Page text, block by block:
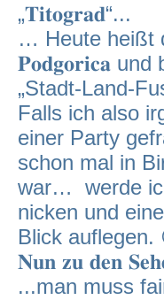
„𝐓𝐢𝐭𝐨𝐠𝐫𝐚𝐝“...
… Heute heißt
𝐏𝐨𝐝𝐠𝐨𝐫𝐢𝐜𝐚
„Stadt-Land-
Falls ich also
einer Party
schon mal in
war… werde
nicken und
Blick auflegen.
𝐍𝐮𝐧 𝐳𝐮 𝐝𝐞𝐧
...man muss